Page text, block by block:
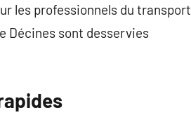
les professionnels du transport
Décines sont desservies